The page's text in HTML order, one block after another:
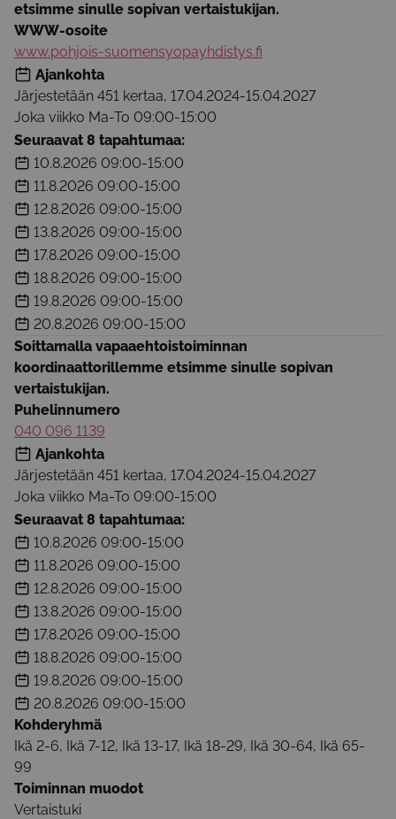
etsimme sinulle sopivan vertaistukijan.
WWW-osoite
www.pohjois-suomensyopayhdistys.fi
Ajankohta
Järjestetään 451 kertaa, 17.04.2024-15.04.2027
Joka viikko Ma-To 09:00-15:00
Seuraavat 8 tapahtumaa:
10.8.2026 09:00-15:00
11.8.2026 09:00-15:00
12.8.2026 09:00-15:00
13.8.2026 09:00-15:00
17.8.2026 09:00-15:00
18.8.2026 09:00-15:00
19.8.2026 09:00-15:00
20.8.2026 09:00-15:00
Soittamalla vapaaehtoistoiminnan
koordinaattorillemme etsimme sinulle sopivan
vertaistukijan.
Puhelinnumero
040 096 1139
Ajankohta
Järjestetään 451 kertaa, 17.04.2024-15.04.2027
Joka viikko Ma-To 09:00-15:00
Seuraavat 8 tapahtumaa:
10.8.2026 09:00-15:00
11.8.2026 09:00-15:00
12.8.2026 09:00-15:00
13.8.2026 09:00-15:00
17.8.2026 09:00-15:00
18.8.2026 09:00-15:00
19.8.2026 09:00-15:00
20.8.2026 09:00-15:00
Kohderyhmä
Ikä 2-6, Ikä 7-12, Ikä 13-17, Ikä 18-29, Ikä 30-64, Ikä 65-
99
Toiminnan muodot
Vertaistuki